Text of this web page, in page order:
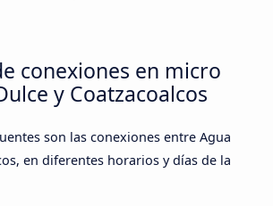
conexiones en micro
y Coatzacoalcos
son las conexiones entre Agua
en diferentes horarios y días de la